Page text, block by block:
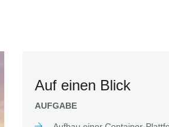
Auf einen Blick
AUFGABE